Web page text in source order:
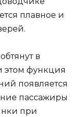
плавное и
в
этом функция
появляется
пассажиры
при